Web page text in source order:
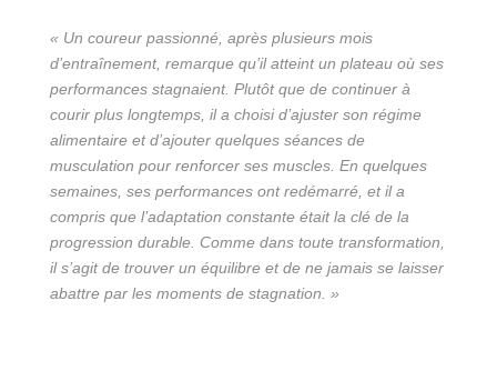
« Un coureur passionné, après plusieurs mois
d’entraînement, remarque qu’il atteint un plateau où ses
performances stagnaient. Plutôt que de continuer à
courir plus longtemps, il a choisi d’ajuster son régime
alimentaire et d’ajouter quelques séances de
musculation pour renforcer ses muscles. En quelques
semaines, ses performances ont redémarré, et il a
compris que l’adaptation constante était la clé de la
progression durable. Comme dans toute transformation,
il s’agit de trouver un équilibre et de ne jamais se laisser
abattre par les moments de stagnation. »